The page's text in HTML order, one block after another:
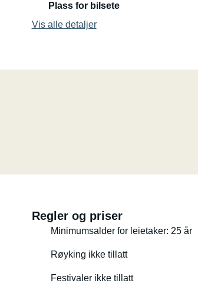
Plass for bilsete
Vis alle detaljer
Regler og priser
Minimumsalder for leietaker: 25 år
Røyking ikke tillatt
Festivaler ikke tillatt